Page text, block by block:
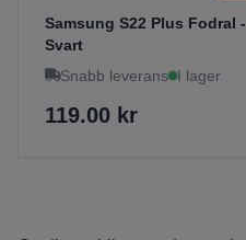
Samsung S22 Plus Fodral -
Svart
Snabb leverans I lager
119.00 kr